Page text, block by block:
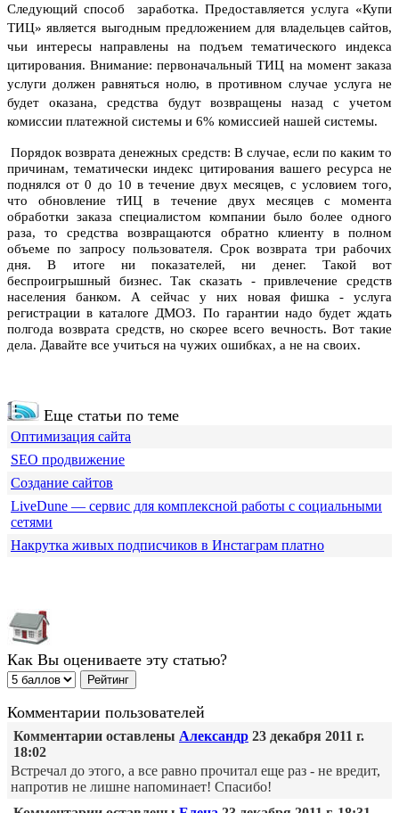
Следующий способ заработка. Предоставляется услуга «Купи
ТИЦ» является выгодным предложением для владельцев сайтов,
чьи интересы направлены на подъем тематического индекса
цитирования. Внимание: первоначальный ТИЦ на момент заказа
услуги должен равняться нолю, в противном случае услуга не
будет оказана, средства будут возвращены назад с учетом
комиссии платежной системы и 6% комиссией нашей системы.
Порядок возврата денежных средств: В случае, если по каким то
причинам, тематически индекс цитирования вашего ресурса не
поднялся от 0 до 10 в течение двух месяцев, с условием того,
что обновление тИЦ в течение двух месяцев с момента
обработки заказа специалистом компании было более одного
раза, то средства возвращаются обратно клиенту в полном
объеме по запросу пользователя. Срок возврата три рабочих
дня.В итоге ни показателей, ни денег. Такой вот
беспроигрышный бизнес. Так сказать - привлечение средств
населения банком. А сейчас у них новая фишка - услуга
регистрации в каталоге ДМОЗ. По гарантии надо будет ждать
полгода возврата средств, но скорее всего вечность. Вот такие
дела. Давайте все учиться на чужих ошибках, а не на своих.
Еще статьи по теме
Оптимизация сайта
SEO продвижение
Создание сайтов
LiveDune — сервис для комплексной работы с социальными
сетями
Накрутка живых подписчиков в Инстаграм платно
Как Вы оцениваете эту статью?
Комментарии пользователей
Комментарии оставлены Александр 23 декабря 2011 г.
18:02
Встречал до этого, а все равно прочитал еще раз - не вредит,
напротив не лишне напоминает! Спасибо!